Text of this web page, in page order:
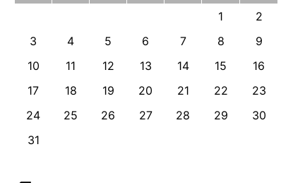
1
2
3
4 5 6 7 8
9
10
11 12 13 14 15
16
17
18 19 20 21 22
23
24
25 26 27 28 29
30
31